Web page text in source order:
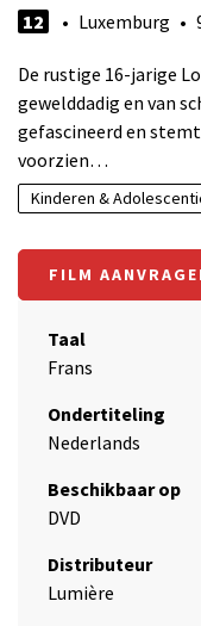
12 • Luxemburg •
De rustige 16-jarige
gewelddadig en van
gefascineerd en
voorzien…
Kinderen &
FILM
Taal
Frans
Ondertiteling
Nederlands
Beschikbaar op
DVD
Distributeur
Lumière